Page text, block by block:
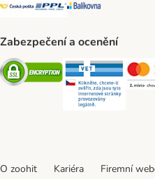
Zabezpečení a ocenění
Security
O zoohit Kariéra Firemní